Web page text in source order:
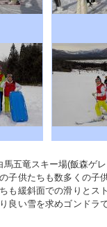
五竜スキー場(飯森ゲ
子供たちも数多くの子
も緩斜面での滑りとス
良い雪を求めゴンドラ